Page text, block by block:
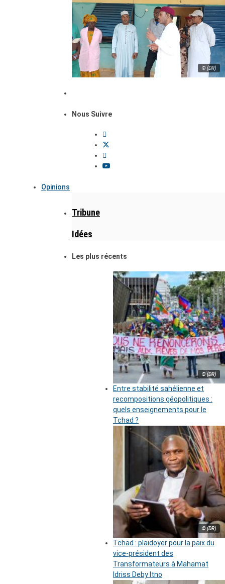
© (DR)
Nous Suivre
Opinions
Tribune
Idées
Les plus récents
© (DR)
Entre stabilité sahélienne et
recompositions géopolitiques :
quels enseignements pour le
Tchad ?
© (DR)
Tchad : plaidoyer pour la paix du
vice-président des
Transformateurs à Mahamat
Idriss Deby Itno